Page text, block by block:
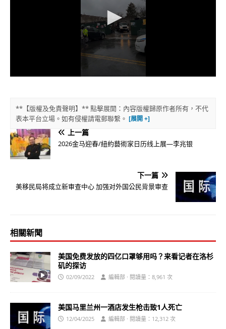
**【版權及免責聲明】** 點擊展開：內容版權歸原作者所有，不代
表本平台立場。如有侵權請電郵聯繫。
上一篇
2026金马迎春/紐約藝術家日历线上展—李兆银
下一篇
美移民局将成立新审查中心 加强对外国公民背景审查
相關新聞
美国免费发放的四亿口罩够用吗？来看记者在洛杉
矶的探访
02/09/2022 編輯部 · 閱讀量：8,961 次
美国马里兰州一酒店发生枪击致1人死亡
12/04/2025 編輯部 · 閱讀量：12,312 次